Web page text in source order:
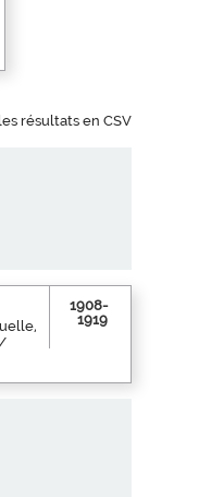
résultats en CSV
1908-
1919